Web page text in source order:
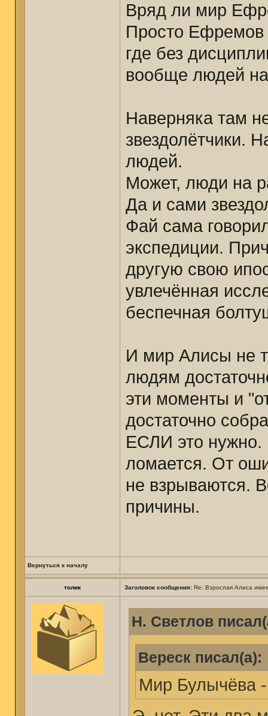
Вряд ли мир
Просто Ефремов
где без
вообще людей на
Наверняка там
звездолётчики.
людей.
Может, люди на
Да и сами
Фай сама
экспедиции.
другую свою
увлечённая
беспечная
И мир Алисы не
людям
эти моменты и
достаточно
ЕСЛИ это нужно.
ломается. От
не взрываются.
причины.
Вернуться к началу
толик Заголовок сообщения: Re: Взрослая Алиса
Н. Светлов
Вереск писал(а):
Мир Булычёва